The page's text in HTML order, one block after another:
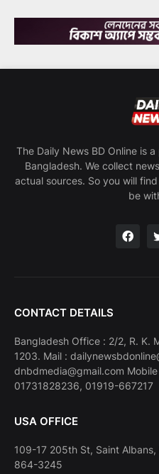
The Daily News BD Online is
Bangladesh. We collect
actual sources. So you will
be
CONTACT DETAILS
Bangladesh Office : 2/2, R. K.
1203. Mail :
dnbdmedia@gmail.com
01731828236, 01919-667217
USA OFFICE
109-17 205th St, Saint Albans,
864-3245